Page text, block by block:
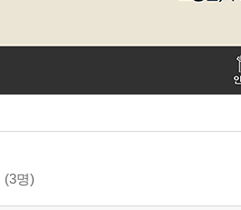
(3명)